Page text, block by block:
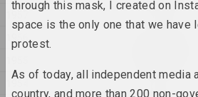
1954
through this mask, I created on
space is the only one that we
protest.
As of today, all independent media
country, and more than 200 non-